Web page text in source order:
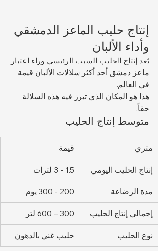
إنتاج حليب الماعز الدمشقي
وأداء الألبان
يُعد إنتاج الحليب السبب الرئيسي وراء اعتبار
ماعز دمشق أحد أكثر سلالات الألبان قيمة
في العالم.
هذا هو المكان الذي تبرز فيه هذه السلالة
حقاً.
متوسط إنتاج الحليب
متري قيمة
إنتاج الحليب اليومي 1.5 - 3 لترات
مدة الرضاعة 200 - 300 يوم
إجمالي إنتاج الحليب 300 – 600 لتر
نوع الحليب حليب غني بالدهون